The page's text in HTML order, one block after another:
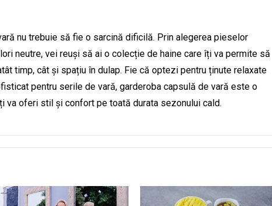
nu trebuie să fie o sarcină dificilă. Prin alegerea pieselor
neutre, vei reuși să ai o colecție de haine care îți va permite să
timp, cât și spațiu în dulap. Fie că optezi pentru ținute relaxate
pentru serile de vară, garderoba capsulă de vară este o
va oferi stil și confort pe toată durata sezonului cald.